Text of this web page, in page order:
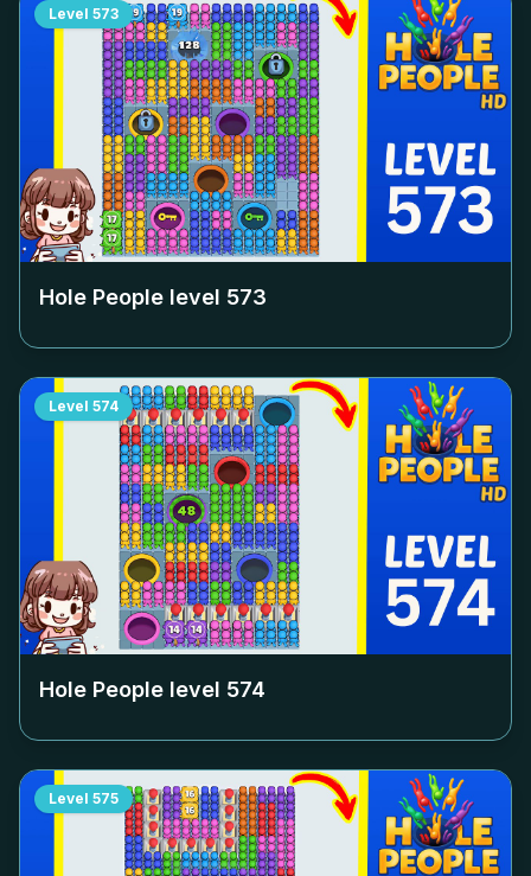
Level 573
Hole People level 573
Level 574
Hole People level 574
Level 575